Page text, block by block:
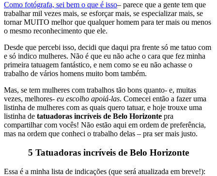
Como fotógrafa, sei bem o que é isso– parece que a gente tem que
trabalhar mil vezes mais, se esforçar mais, se especializar mais, se
tornar MUITO melhor que qualquer homem para ter mais ou menos
o mesmo reconhecimento que ele.
Desde que percebi isso, decidi que daqui pra frente só me tatuo com
e só indico mulheres. Não é que eu não ache o cara que fez minha
primeira tatuagem fantástico, e nem como se eu não achasse o
trabalho de vários homens muito bom também.
Mas, se tem mulheres com trabalhos tão bons quanto- e, muitas
vezes, melhores- eu escolho apoiá-las. Comecei então a fazer uma
listinha de mulheres com as quais quero tatuar, e hoje trouxe uma
listinha de tatuadoras incríveis de Belo Horizonte pra
compartilhar com vocês! Não estão aqui em ordem de preferência,
mas na ordem que conheci o trabalho delas – pra ser mais justo.
5 Tatuadoras incríveis de Belo Horizonte
Essa é a minha lista de indicações (que será atualizada em breve!):